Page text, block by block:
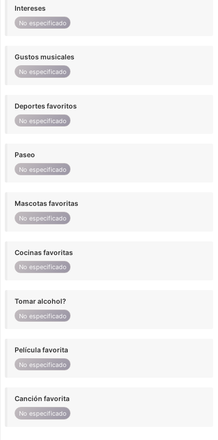
Intereses
No especificado
Gustos musicales
No especificado
Deportes favoritos
No especificado
Paseo
No especificado
Mascotas favoritas
No especificado
Cocinas favoritas
No especificado
Tomar alcohol?
No especificado
Película favorita
No especificado
Canción favorita
No especificado